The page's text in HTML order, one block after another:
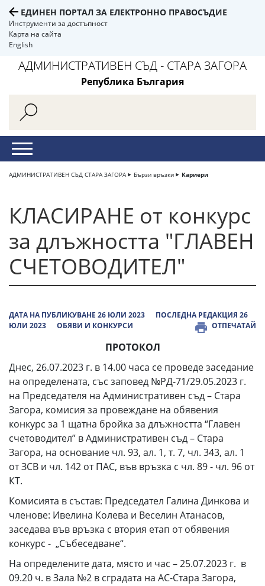
ЕДИНЕН ПОРТАЛ ЗА ЕЛЕКТРОННО ПРАВОСЪДИЕ
Инструменти за достъпност
Карта на сайта
English
АДМИНИСТРАТИВЕН СЪД - СТАРА ЗАГОРА
Република България
АДМИНИСТРАТИВЕН СЪД СТАРА ЗАГОРА Бързи връзки Кариери
КЛАСИРАНЕ от конкурс
за длъжността "ГЛАВЕН
СЧЕТОВОДИТЕЛ"
ДАТА НА ПУБЛИКУВАНЕ 26 ЮЛИ 2023
ПОСЛЕДНА РЕДАКЦИЯ 26
ЮЛИ 2023
ОБЯВИ И КОНКУРСИ ОТПЕЧАТАЙ
ПРОТОКОЛ
Днес, 26.07.2023 г. в 14.00 часа се проведе заседание
на определената, със заповед №РД-71/29.05.2023 г.
на Председателя на Административен съд – Стара
Загора, комисия за провеждане на обявения
конкурс за 1 щатна бройка за длъжността “Главен
счетоводител” в Административен съд – Стара
Загора, на основание чл. 93, ал. 1, т. 7, чл. 343, ал. 1
от ЗСВ и чл. 142 от ПАС, във връзка с чл. 89 - чл. 96 от
КТ.
Комисията в състав: Председател Галина Динкова и
членове: Ивелина Колева и Веселин Атанасов,
заседава във връзка с втория етап от обявения
конкурс - „Събеседване“.
На определените дата, място и час – 25.07.2023 г. в
09.20 ч. в Зала №2 в сградата на АС-Стара Загора,